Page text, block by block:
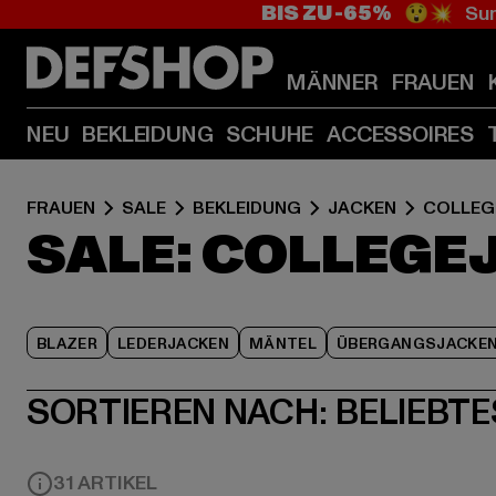
BIS ZU -65% 😲💥
MÄNNER FRAUEN
NEU BEKLEIDUNG SCHUHE ACCESSOIRES
FRAUEN SALE BEKLEIDUNG JACKEN
SALE:
BLAZER LEDERJACKEN MÄNTEL ÜBERGANGSJACKEN
SORTIEREN NACH:
31 ARTIKEL